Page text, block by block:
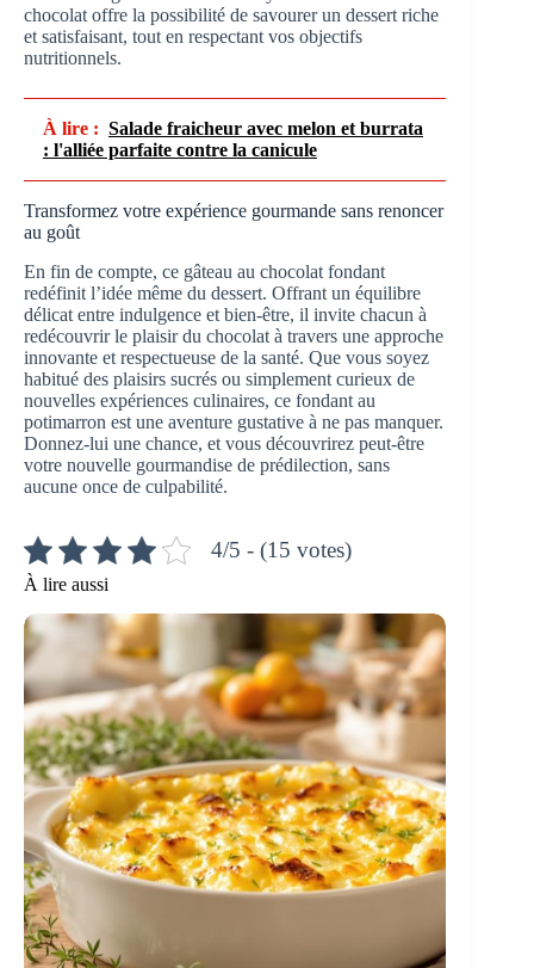
chocolat offre la possibilité de savourer un dessert riche
et satisfaisant, tout en respectant vos objectifs
nutritionnels.
À lire : Salade fraicheur avec melon et burrata
: l'alliée parfaite contre la canicule
Transformez votre expérience gourmande sans renoncer
au goût
En fin de compte, ce gâteau au chocolat fondant
redéfinit l’idée même du dessert. Offrant un équilibre
délicat entre indulgence et bien-être, il invite chacun à
redécouvrir le plaisir du chocolat à travers une approche
innovante et respectueuse de la santé. Que vous soyez
habitué des plaisirs sucrés ou simplement curieux de
nouvelles expériences culinaires, ce fondant au
potimarron est une aventure gustative à ne pas manquer.
Donnez-lui une chance, et vous découvrirez peut-être
votre nouvelle gourmandise de prédilection, sans
aucune once de culpabilité.
4/5 - (15 votes)
À lire aussi